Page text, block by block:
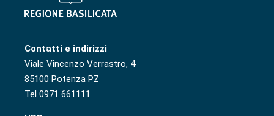
Contatti e indirizzi
Viale Vincenzo Verrastro, 4
85100 Potenza PZ
Tel 0971 661111